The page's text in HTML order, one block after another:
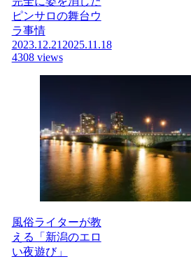
ピンサロの舞台ウ
ラ事情
2023.12.21 2025.11.18
4308 views
風俗ライターが教
える「新潟のエロ
い夜遊び」